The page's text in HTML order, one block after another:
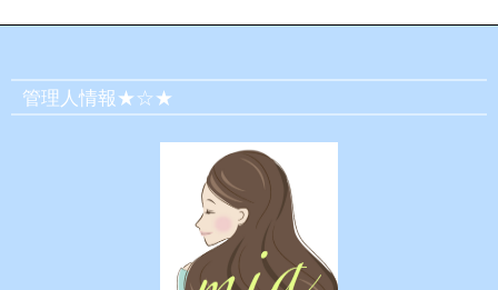
管理人情報★☆★